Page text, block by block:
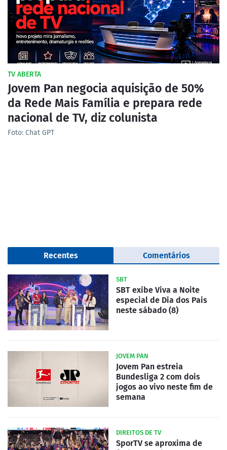
TV ABERTA
Jovem Pan negocia aquisição de 50%
da Rede Mais Família e prepara rede
nacional de TV, diz colunista
Foto: Chat GPT
Recentes Comentários
SBT
SBT exibe Viva a Noite
especial de Dia dos Pais
neste sábado (8)
JOVEM PAN
Jovem Pan estreia
Bundesliga 2 com dois
jogos ao vivo neste fim de
semana
DIREITOS DE TV
SporTV se aproxima de